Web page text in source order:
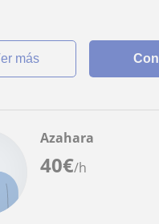
ver más
40€/h
Azahara